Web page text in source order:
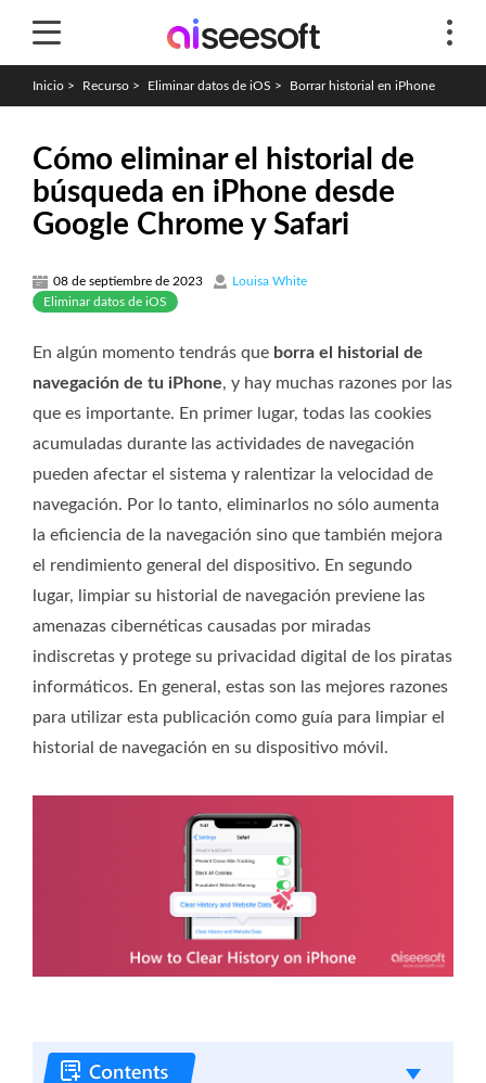
Inicio > Recurso > Eliminar datos de iOS > Borrar historial en iPhone
Cómo eliminar el historial de
búsqueda en iPhone desde
Google Chrome y Safari
08 de septiembre de 2023
Louisa White
Eliminar datos de iOS
En algún momento tendrás que borra el historial de
navegación de tu iPhone, y hay muchas razones por las
que es importante. En primer lugar, todas las cookies
acumuladas durante las actividades de navegación
pueden afectar el sistema y ralentizar la velocidad de
navegación. Por lo tanto, eliminarlos no sólo aumenta
la eficiencia de la navegación sino que también mejora
el rendimiento general del dispositivo. En segundo
lugar, limpiar su historial de navegación previene las
amenazas cibernéticas causadas por miradas
indiscretas y protege su privacidad digital de los piratas
informáticos. En general, estas son las mejores razones
para utilizar esta publicación como guía para limpiar el
historial de navegación en su dispositivo móvil.